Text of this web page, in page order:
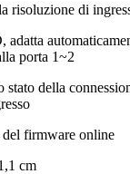
risoluzione di
adatta
porta 1~2
della
firmware online
cm